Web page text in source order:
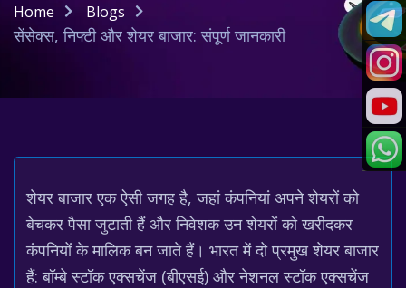
Home Blogs
सेंसेक्स, निफ्टी और शेयर बाजार: संपूर्ण जानकारी
शेयर बाजार एक ऐसी जगह है, जहां कंपनियां अपने शेयरों को
बेचकर पैसा जुटाती हैं और निवेशक उन शेयरों को खरीदकर
कंपनियों के मालिक बन जाते हैं। भारत में दो प्रमुख शेयर बाजार
हैं: बॉम्बे स्टॉक एक्सचेंज (बीएसई) और नेशनल स्टॉक एक्सचेंज